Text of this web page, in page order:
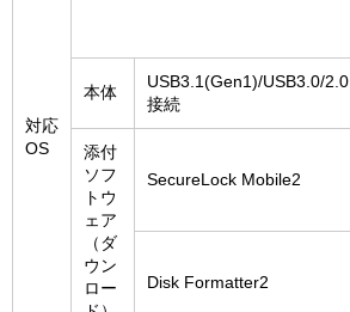
対応
OS
本体
USB3.1(Gen1)/USB3.0/2.0
接続
添付
ソフ
トウ
ェア
（ダ
ウン
ロー
SecureLock Mobile2
Disk Formatter2